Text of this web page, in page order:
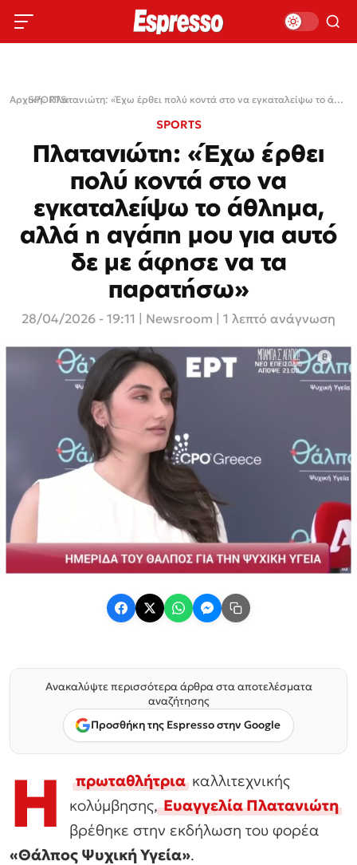
Αρχική›
SPORTS› Πλατανιώτη: «Έχω έρθει πολύ κοντά στο να εγκαταλείψω το άθλημα, αλλά η αγάπη μου για αυτό δε με άφησε να τα παρατήσω»
SPORTS
Πλατανιώτη: «Έχω έρθει
πολύ κοντά στο να
εγκαταλείψω το άθλημα,
αλλά η αγάπη μου για αυτό
δε με άφησε να τα
παρατήσω»
28/04/2026 - 19:11 Newsroom | 1 λεπτό ανάγνωση
Ανακαλύψτε περισσότερα άρθρα στα αποτελέσματα
αναζήτησης
Προσθήκη της Espresso στην Google
H πρωταθλήτριακαλλιτεχνικής
κολύμβησης, Eυαγγελία Πλατανιώτη
βρέθηκε στην εκδήλωση του φορέα
«Θάλπος Ψυχική Υγεία».